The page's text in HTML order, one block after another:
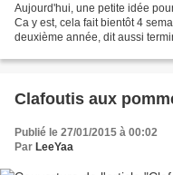
Aujourd'hui, une petite idée
Ca y est, cela fait bientôt 4
deuxième année, dit aussi
Clafoutis aux
Publié le 27/01/2015 à 00:02
Par LeeYaa